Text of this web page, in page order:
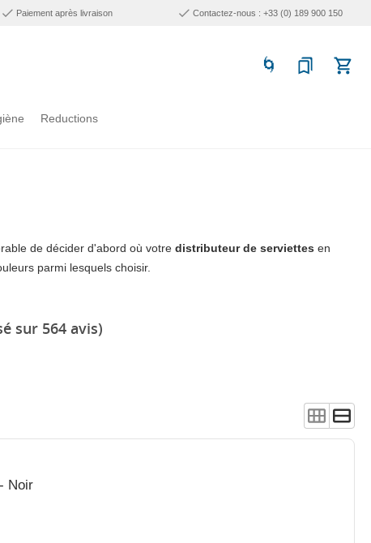
Paiement après livraison Contactez-nous : +33 (0) 189 900 150
Reductions
de décider d'abord où votre distributeur de serviettes en
parmi lesquels choisir.
sur 564 avis)
Noir